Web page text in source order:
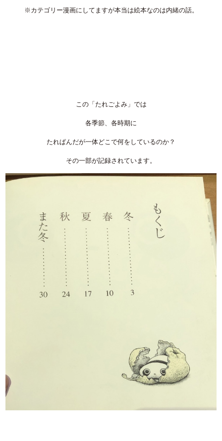
※カテゴリー漫画にしてますが本当は絵本なのは内緒の話。
この「たれごよみ」では
各季節、各時期に
たれぱんだが一体どこで何をしているのか？
その一部が記録されています。